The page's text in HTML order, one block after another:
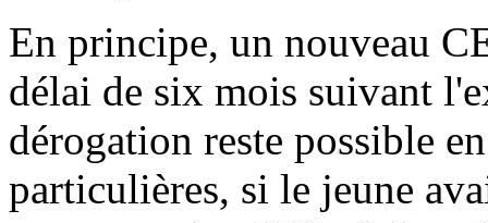
En principe, un nouveau
délai de six mois suivant
dérogation reste possible
particulières, si le jeune